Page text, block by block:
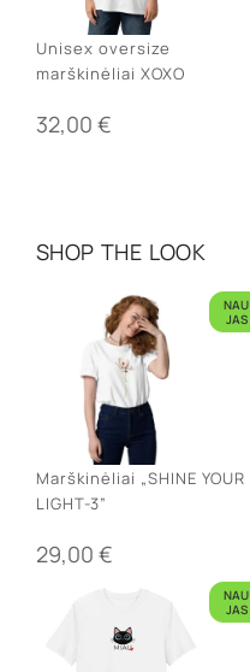
Unisex oversize
marškinėliai XOXO
32,00 €
SHOP THE LOOK
NAU
JAS
Marškinėliai „SHINE YOUR
LIGHT-3”
29,00 €
NAU
JAS